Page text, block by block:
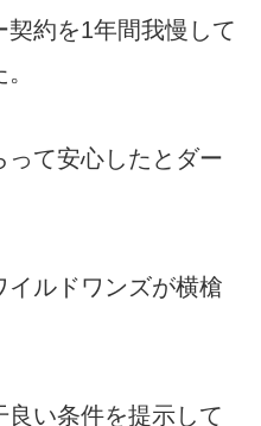
約を1年間我慢して
って安心したとダー
イルドワンズが横槍
い条件を提示して